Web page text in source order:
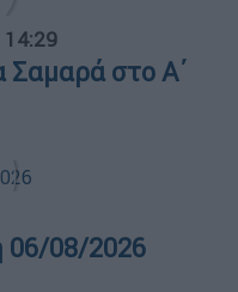
14:29
Σαμαρά στο Α΄
06/08/2026